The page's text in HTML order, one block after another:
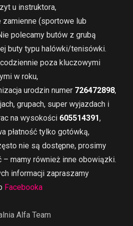
u instruktora,
(sportowe lub
polecamy butów z grubą
buty typu halówki/tenisówki.
poza kluczowymi
w roku,
urodzin numer 726472898,
grupach, super wyjazdach i
na wysokości 605514391,
płatność tylko gotówką,
nie są dostępne, prosimy
mamy również inne obowiązki.
informacji zapraszamy
Facebooka
Alfa Team